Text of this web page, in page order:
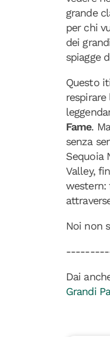
grande
per chi
dei
spiagge
Questo
Fame.
senza
Sequoia
Valley,
western:
Noi non
Dai
Grandi